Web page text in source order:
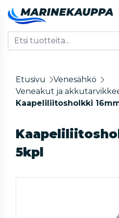
Etusivu
Venesähkö
Veneakut ja
Kaapeliliitosholkki
5kpl